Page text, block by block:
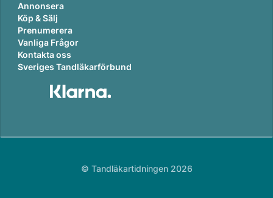
Annonsera
Köp & Sälj
Prenumerera
Vanliga Frågor
Kontakta oss
Sveriges Tandläkarförbund
© Tandläkartidningen 2026